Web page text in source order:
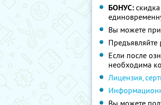
БОНУС:
Вы можете
Предъявляйте
Если после
необходима
Лицензия,
Вы можете